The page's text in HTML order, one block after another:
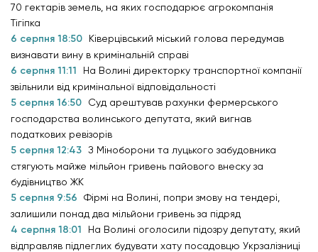
70 гектарів земель, на яких господарює агрокомпанія
Тігіпка
6 серпня 18:50
Ківерцівський міський голова передумав
визнавати вину в кримінальній справі
6 серпня 11:11
На Волині директорку транспортної компанії
звільнили від кримінальної відповідальності
5 серпня 16:50
Суд арештував рахунки фермерського
господарства волинського депутата, який вигнав
податкових ревізорів
5 серпня 12:43 З Міноборони та луцького забудовника
стягують майже мільйон гривень пайового внеску за
будівництво ЖК
5 серпня 9:56
Фірмі на Волині, попри змову на тендері,
залишили понад два мільйони гривень за підряд
4 серпня 18:01
На Волині оголосили підозру депутату, який
відправляв підлеглих будувати хату посадовцю Укрзалізниці